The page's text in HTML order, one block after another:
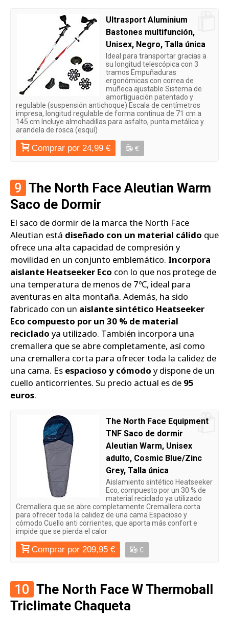
Ultrasport Aluminium
Bastones multifunción,
Unisex, Negro, Talla única
Ideal para transportar gracias a
su longitud telescópica con 3
tramos Empuñaduras
ergonómicas con correa de
muñeca ajustable Sistema de
amortiguación patentado y
regulable (suspensión antichoque) Escala de centímetros
impresa, longitud regulable de forma continua de 71 cm a
145 cm Incluye almohadillas para asfalto, punta metálica y
arandela de rosca (esquí)
Comprar por 24,99 € €
9 The North Face Aleutian Warm
Saco de Dormir
El saco de dormir de la marca the North Face
Aleutian está diseñado con un material cálido que
ofrece una alta capacidad de compresión y
movilidad en un conjunto emblemático. Incorpora
aislante Heatseeker Eco con lo que nos protege de
una temperatura de menos de 7ºC, ideal para
aventuras en alta montaña. Además, ha sido
fabricado con un aislante sintético Heatseeker
Eco compuesto por un 30 % de material
reciclado ya utilizado. También incorpora una
cremallera que se abre completamente, así como
una cremallera corta para ofrecer toda la calidez de
una cama. Es espacioso y cómodo y dispone de un
cuello anticorrientes. Su precio actual es de 95
euros.
The North Face Equipment
TNF Saco de dormir
Aleutian Warm, Unisex
adulto, Cosmic Blue/Zinc
Grey, Talla única
Aislamiento sintético Heatseeker
Eco, compuesto por un 30 % de
material reciclado ya utilizado
Cremallera que se abre completamente Cremallera corta
para ofrecer toda la calidez de una cama Espacioso y
cómodo Cuello anti corrientes, que aporta más confort e
impide que se pierda el calor
Comprar por 209,95 € €
10 The North Face W Thermoball
Triclimate Chaqueta